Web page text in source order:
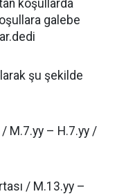
koşullarda
galebe
şu şekilde
/ M.7.yy – H.7.yy /
/ M.13.yy –